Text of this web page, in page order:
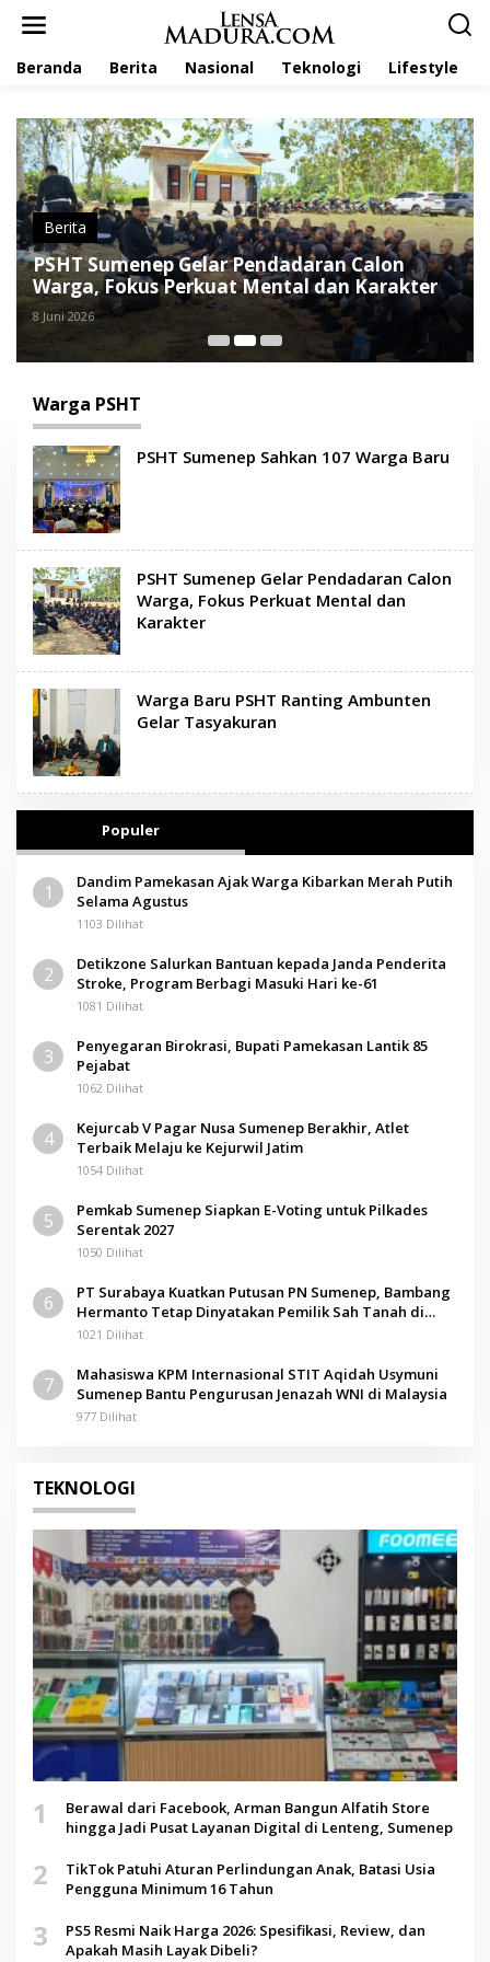
Beranda Berita Nasional Teknologi Lifestyle
Berita
PSHT Sumenep Gelar Pendadaran Calon
Warga, Fokus Perkuat Mental dan Karakter
8 Juni 2026
Warga PSHT
PSHT Sumenep Sahkan 107 Warga Baru
PSHT Sumenep Gelar Pendadaran Calon
Warga, Fokus Perkuat Mental dan
Karakter
Warga Baru PSHT Ranting Ambunten
Gelar Tasyakuran
Populer
1
Dandim Pamekasan Ajak Warga Kibarkan Merah Putih
Selama Agustus
1103 Dilihat
2
Detikzone Salurkan Bantuan kepada Janda Penderita
Stroke, Program Berbagi Masuki Hari ke-61
1081 Dilihat
3
Penyegaran Birokrasi, Bupati Pamekasan Lantik 85
Pejabat
1062 Dilihat
4
Kejurcab V Pagar Nusa Sumenep Berakhir, Atlet
Terbaik Melaju ke Kejurwil Jatim
1054 Dilihat
5
Pemkab Sumenep Siapkan E-Voting untuk Pilkades
Serentak 2027
1050 Dilihat
6
PT Surabaya Kuatkan Putusan PN Sumenep, Bambang
Hermanto Tetap Dinyatakan Pemilik Sah Tanah di
Pamolokan
1021 Dilihat
7
Mahasiswa KPM Internasional STIT Aqidah Usymuni
Sumenep Bantu Pengurusan Jenazah WNI di Malaysia
977 Dilihat
TEKNOLOGI
1
Berawal dari Facebook, Arman Bangun Alfatih Store
hingga Jadi Pusat Layanan Digital di Lenteng, Sumenep
2
TikTok Patuhi Aturan Perlindungan Anak, Batasi Usia
Pengguna Minimum 16 Tahun
3
PS5 Resmi Naik Harga 2026: Spesifikasi, Review, dan
Apakah Masih Layak Dibeli?